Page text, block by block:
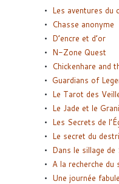
Les aventures du
Chasse anonyme
D’encre et d’or
N-Zone Quest
Chickenhare and
Guardians of
Le Tarot des
Le Jade et le
Les Secrets de
Le secret du
Dans le sillage de
A la recherche du
Une journée